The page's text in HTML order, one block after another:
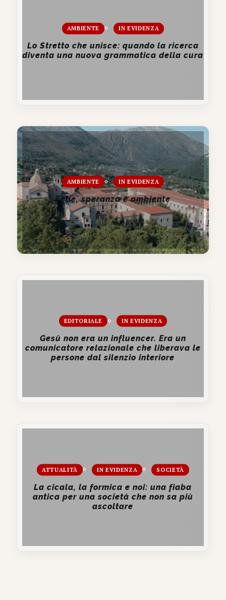
AMBIENTE IN EVIDENZA
Lo Stretto che unisce: quando la ricerca
diventa una nuova grammatica della cura
AMBIENTE IN EVIDENZA
Fede, speranza e ambiente
EDITORIALE IN EVIDENZA
Gesù non era un influencer. Era un
comunicatore relazionale che liberava le
persone dal silenzio interiore
ATTUALITÀ IN EVIDENZA SOCIETÀ
La cicala, la formica e noi: una fiaba
antica per una società che non sa più
ascoltare